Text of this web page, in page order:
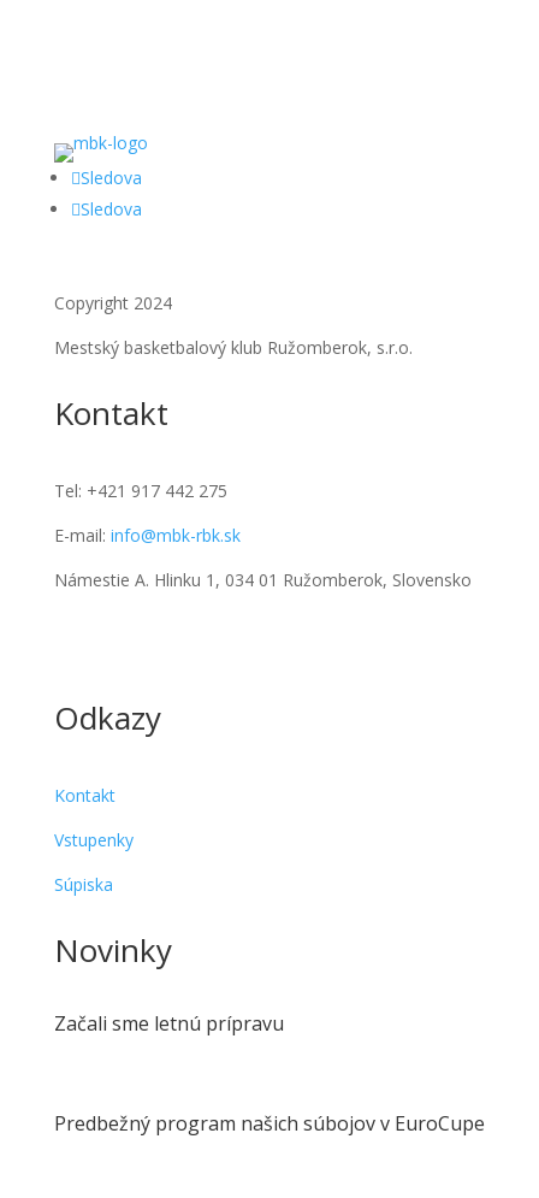
Sledova
Sledova
Copyright 2024
Mestský basketbalový klub Ružomberok, s.r.o.
Kontakt
Tel: +421 917 442 275
E-mail: info@mbk-rbk.sk
Námestie A. Hlinku 1, 034 01 Ružomberok, Slovensko
Odkazy
Kontakt
Vstupenky
Súpiska
Novinky
Začali sme letnú prípravu
Predbežný program našich súbojov v EuroCupe